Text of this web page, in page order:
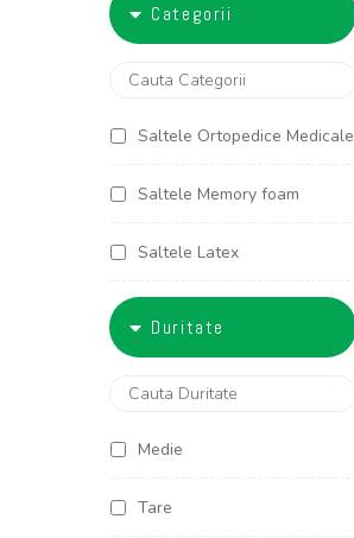
100x200
120x190
120x200
125x200
140x190
140x200
Categorii
Saltele Ortopedice Medicale
Saltele Memory foam
Saltele Latex
Saltele Americane
Duritate
Medie
Tare